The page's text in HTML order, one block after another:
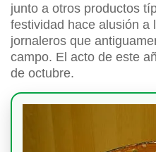
junto a otros productos
festividad hace alusión a
jornaleros que
campo. El acto de este
de octubre.